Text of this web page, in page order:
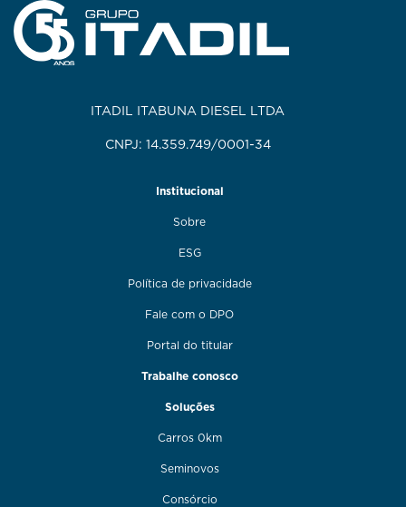
ITADIL ITABUNA DIESEL LTDA
CNPJ: 14.359.749/0001-34
Institucional
Sobre
ESG
Política de privacidade
Fale com o DPO
Portal do titular
Trabalhe conosco
Soluções
Carros 0km
Seminovos
Consórcio